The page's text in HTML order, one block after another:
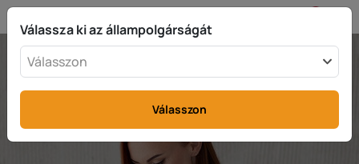
Válassza ki az állampolgárságát
Válasszon
Válasszon